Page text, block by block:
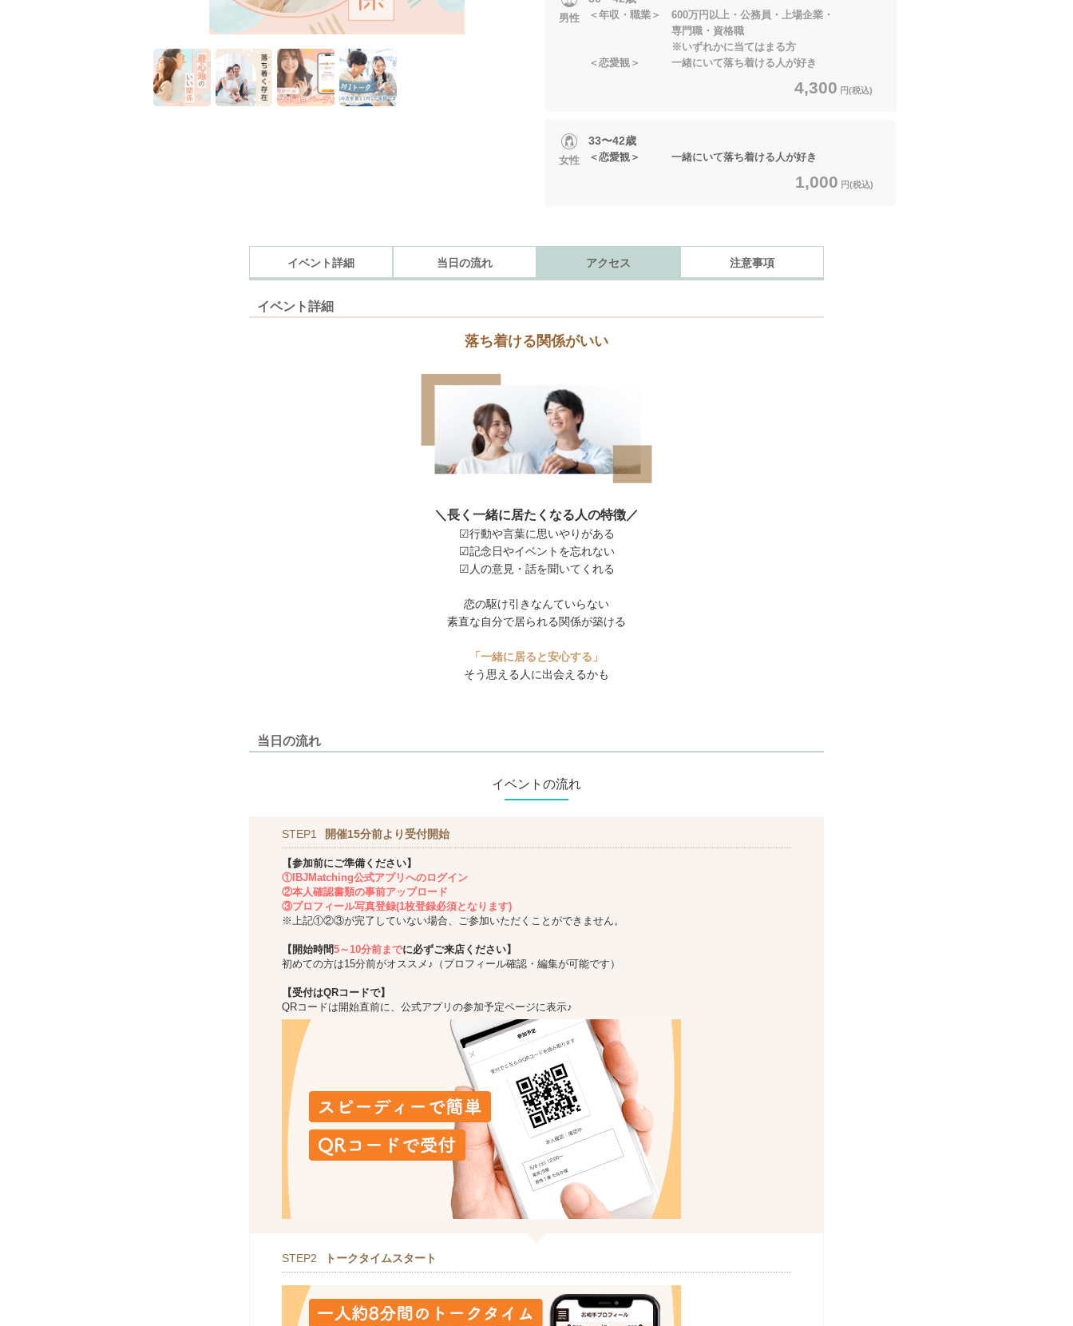
男性
＜年収・職業＞ 600万円以上・公務員・上場企業・
専門職・資格職
※いずれかに当てはまる方
＜恋愛観＞ 一緒にいて落ち着ける人が好き
4,300 円(税込)
女性
33〜42歳
＜恋愛観＞ 一緒にいて落ち着ける人が好き
1,000 円(税込)
イベント詳細 当日の流れ アクセス 注意事項
イベント詳細
落ち着ける関係がいい
＼長く一緒に居たくなる人の特徴／
☑行動や言葉に思いやりがある
☑記念日やイベントを忘れない
☑人の意見・話を聞いてくれる
恋の駆け引きなんていらない
素直な自分で居られる関係が築ける
「一緒に居ると安心する」
そう思える人に出会えるかも
当日の流れ
イベントの流れ
STEP1 開催15分前より受付開始
【参加前にご準備ください】
①IBJMatching公式アプリへのログイン
②本人確認書類の事前アップロード
③プロフィール写真登録(1枚登録必須となります)
※上記①②③が完了していない場合、ご参加いただくことができません。
【開始時間5～10分前までに必ずご来店ください】
初めての方は15分前がオススメ♪（プロフィール確認・編集が可能です）
【受付はQRコードで】
QRコードは開始直前に、公式アプリの参加予定ページに表示♪
STEP2 トークタイムスタート